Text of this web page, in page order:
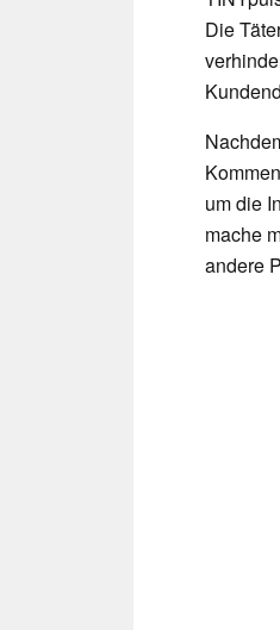
Die
um die
mache
andere